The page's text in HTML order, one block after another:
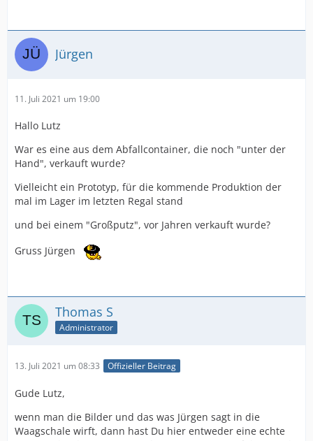
Jürgen
11. Juli 2021 um 19:00
Hallo Lutz
War es eine aus dem Abfallcontainer, die noch "unter der
Hand", verkauft wurde?
Vielleicht ein Prototyp, für die kommende Produktion der
mal im Lager im letzten Regal stand
und bei einem "Großputz", vor Jahren verkauft wurde?
Gruss Jürgen
Thomas S
Administrator
13. Juli 2021 um 08:33 Offizieller Beitrag
Gude Lutz,
wenn man die Bilder und das was Jürgen sagt in die
Waagschale wirft, dann hast Du hier entweder eine echte